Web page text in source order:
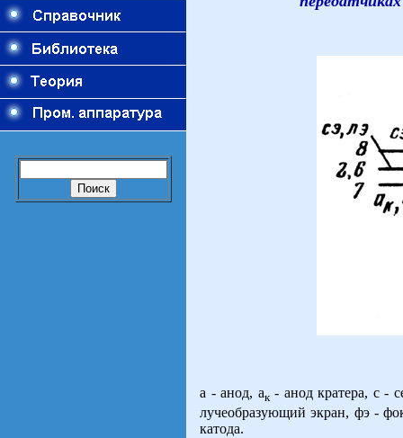
а - анод, ак- анод кратера, с -
лучеобразующий экран, фэ -
катода.